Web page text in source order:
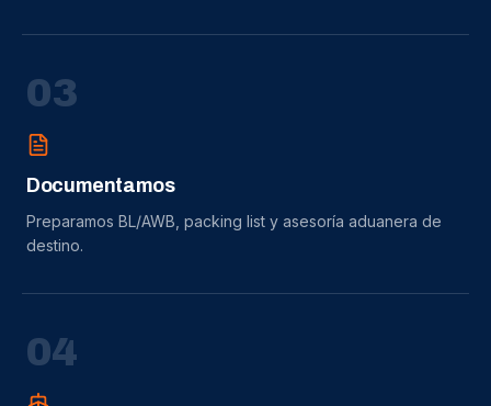
03
Documentamos
Preparamos BL/AWB, packing list y asesoría aduanera de
destino.
04